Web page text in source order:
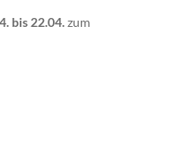
bis 22.04.zum